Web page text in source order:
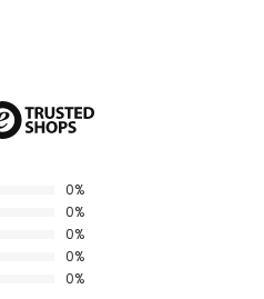
de transmisión luminosa)
0%
0%
0%
0%
0%